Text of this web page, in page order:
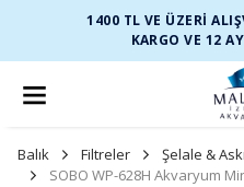
1400 TL VE ÜZERİ
KARGO VE 12
Balık Filtreler
Şelale &
SOBO WP-628H Akvaryum